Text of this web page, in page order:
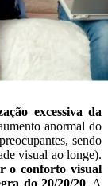
excessiva da
anormal do
sendo
visual ao longe).
o conforto visual